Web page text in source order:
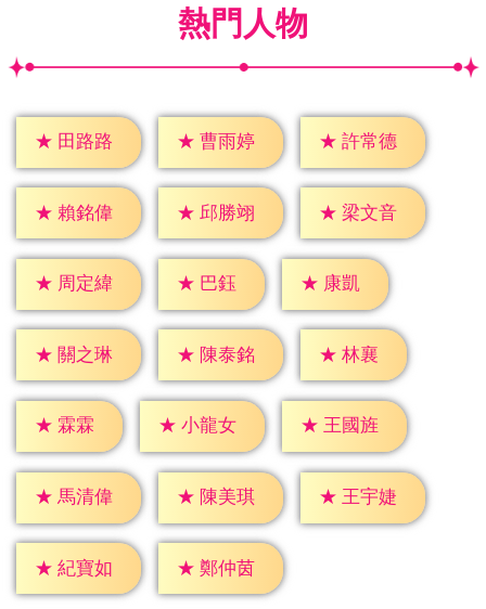
熱門人物
★ 田路路 ★ 曹雨婷 ★ 許常德
★ 賴銘偉 ★ 邱勝翊 ★ 梁文音
★ 周定緯 ★ 巴鈺 ★ 康凱
★ 關之琳 ★ 陳泰銘 ★ 林襄
★ 霖霖 ★ 小龍女 ★ 王國旌
★ 馬清偉 ★ 陳美琪 ★ 王宇婕
★ 紀寶如 ★ 鄭仲茵